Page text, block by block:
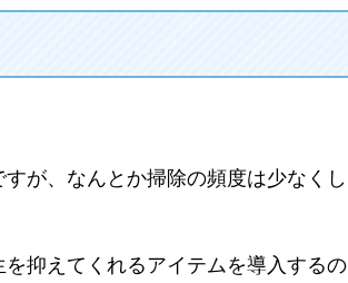
が、なんとか掃除の頻度は少なくし
抑えてくれるアイテムを導入するの